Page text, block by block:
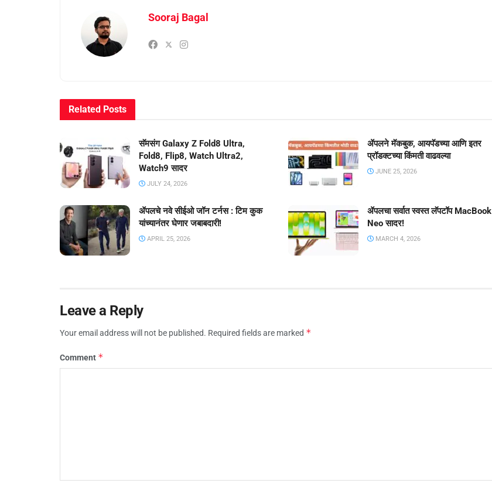
Sooraj Bagal
Related Posts
सॅमसंग Galaxy Z Fold8 Ultra,
Fold8, Flip8, Watch Ultra2,
Watch9 सादर
JULY 24, 2026
ॲपलने मॅकबुक, आयपॅडच्या आणि इतर
प्रॉडक्टच्या किंमती वाढवल्या
JUNE 25, 2026
ॲपलचे नवे सीईओ जॉन टर्नस : टिम कुक
यांच्यानंतर घेणार जबाबदारी!
APRIL 25, 2026
ॲपलचा सर्वात स्वस्त लॅपटॉप MacBook
Neo सादर!
MARCH 4, 2026
Leave a Reply
Your email address will not be published. Required fields are marked *
Comment *